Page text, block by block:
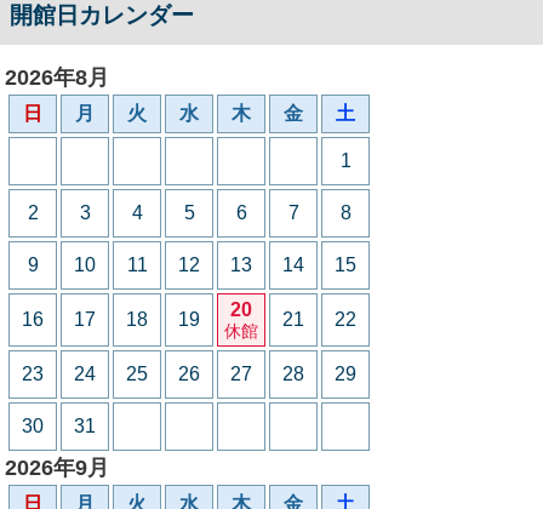
開館日カレンダー
2026年8月
日 月 火 水 木 金 土
1
2 3 4 5 6 7 8
9 10 11 12 13 14 15
16 17 18 19 20
休館
21 22
23 24 25 26 27 28 29
30 31
2026年9月
日 月 火 水 木 金 土